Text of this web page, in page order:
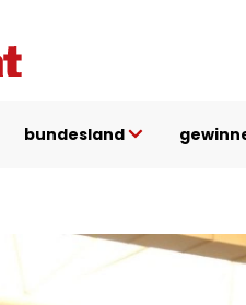
bundesland